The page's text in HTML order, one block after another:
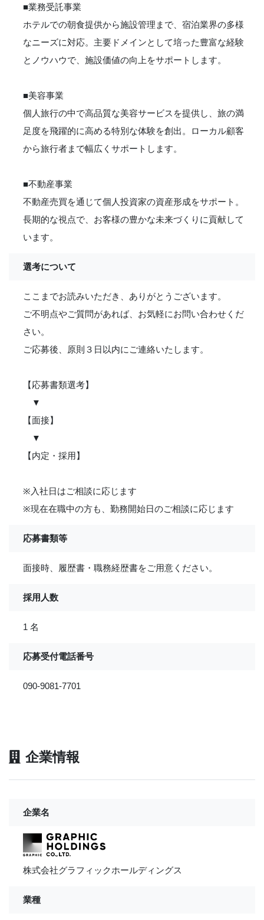
■業務受託事業
ホテルでの朝食提供から施設管理まで、宿泊業界の多様
なニーズに対応。主要ドメインとして培った豊富な経験
とノウハウで、施設価値の向上をサポートします。
■美容事業
個人旅行の中で高品質な美容サービスを提供し、旅の満
足度を飛躍的に高める特別な体験を創出。ローカル顧客
から旅行者まで幅広くサポートします。
■不動産事業
不動産売買を通じて個人投資家の資産形成をサポート。
長期的な視点で、お客様の豊かな未来づくりに貢献して
います。
選考について
ここまでお読みいただき、ありがとうございます。
ご不明点やご質問があれば、お気軽にお問い合わせくだ
さい。
ご応募後、原則３日以内にご連絡いたします。
【応募書類選考】
▼
【面接】
▼
【内定・採用】
※入社日はご相談に応じます
※現在在職中の方も、勤務開始日のご相談に応じます
応募書類等
面接時、履歴書・職務経歴書をご用意ください。
採用人数
1 名
応募受付電話番号
090-9081-7701
企業情報
企業名
株式会社グラフィックホールディングス
業種